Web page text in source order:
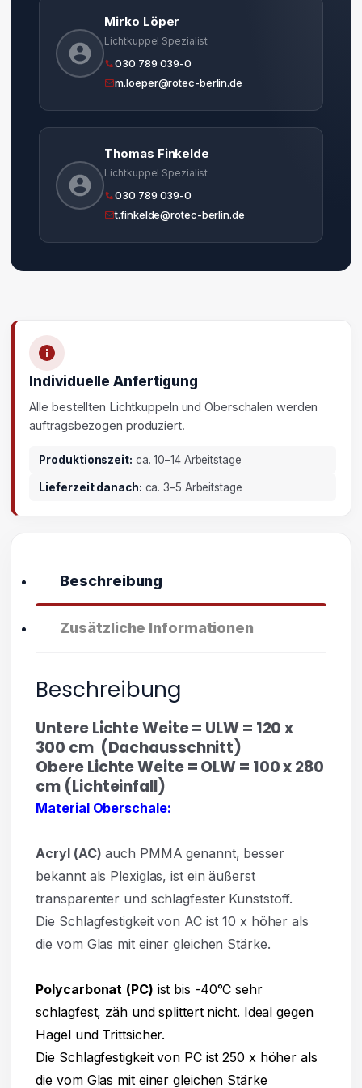
Mirko Löper
Lichtkuppel Spezialist
030 789 039-0
m.loeper@rotec-berlin.de
Thomas Finkelde
Lichtkuppel Spezialist
030 789 039-0
t.finkelde@rotec-berlin.de
Individuelle Anfertigung
Alle bestellten Lichtkuppeln und Oberschalen werden
auftragsbezogen produziert.
Produktionszeit: ca. 10–14 Arbeitstage
Lieferzeit danach: ca. 3–5 Arbeitstage
Beschreibung
Zusätzliche Informationen
Beschreibung
Untere Lichte Weite = ULW = 120 x
300 cm (Dachausschnitt)
Obere Lichte Weite = OLW = 100 x 280
cm (Lichteinfall)
Material Oberschale:
Acryl (AC) auch PMMA genannt, besser
bekannt als Plexiglas, ist ein äußerst
transparenter und schlagfester Kunststoff.
Die Schlagfestigkeit von AC ist 10 x höher als
die vom Glas mit einer gleichen Stärke.
Polycarbonat (PC) ist bis -40°C sehr
schlagfest, zäh und splittert nicht. Ideal gegen
Hagel und Trittsicher.
Die Schlagfestigkeit von PC ist 250 x höher als
die vom Glas mit einer gleichen Stärke